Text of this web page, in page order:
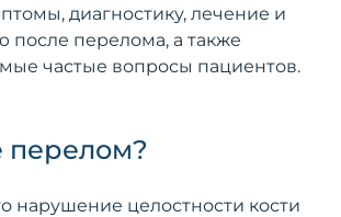
диагностику, лечение и
после перелома, а также
частые вопросы пациентов.
перелом?
нарушение целостности кости